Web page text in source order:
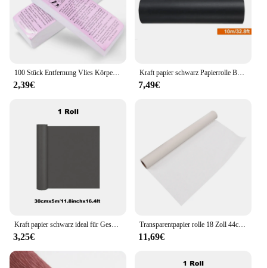
2,39€
Kraft papier schwarz Papierrolle Bau Poster Board Verpackung Kunst papierrolle Bulletin Board Geschenk verpackung Öko-Freund Papiere
7,49€
3,25€
Transparentpapier rolle 18 Zoll 44cm breites Muster papier Praktikabilität gute Tinten absorption einfach zu verwenden hohe Transparenz für die Schneiderei
11,69€